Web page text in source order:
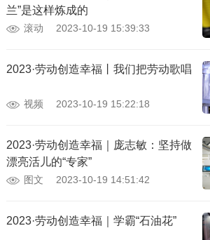
兰”是这样炼成的
滚动 2023-10-19 15:39:33
2023·劳动创造幸福丨我们把劳动歌唱
视频 2023-10-19 15:22:18
2023·劳动创造幸福｜庞志敏：坚持做
漂亮活儿的“专家”
图文 2023-10-19 14:51:42
2023·劳动创造幸福｜学霸“石油花”